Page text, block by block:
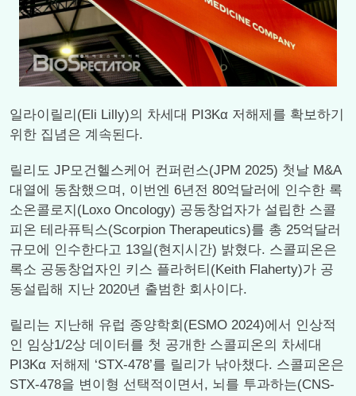
일라이릴리(Eli Lilly)의 차세대 PI3Kα 저해제를 확보하기
위한 집념은 계속된다.
릴리도 JP모건헬스케어 컨퍼런스(JPM 2025) 첫날 M&A
대열에 동참했으며, 이번엔 6년전 80억달러에 인수한 록
소온콜로지(Loxo Oncology) 공동창업자가 설립한 스콜
피온 테라퓨틱스(Scorpion Therapeutics)를 총 25억달러
규모에 인수한다고 13일(현지시간) 밝혔다. 스콜피온은
록소 공동창업자인 키스 플라허티(Keith Flaherty)가 공
동설립해 지난 2020년 출범한 회사이다.
릴리는 지난해 유럽 종양학회(ESMO 2024)에서 인상적
인 임상1/2상 데이터를 첫 공개한 스콜피온의 차세대
PI3Kα 저해제 ‘STX-478’를 릴리가 낚아챘다. 스콜피온은
STX-478을 변이형 선택적이면서, 뇌를 투과하는(CNS-